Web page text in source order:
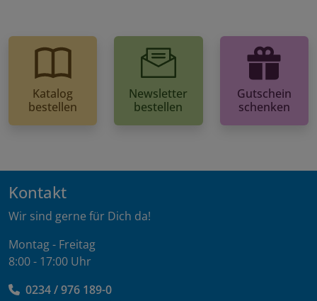
Katalog
bestellen
Newsletter
bestellen
Gutschein
schenken
Kontakt
Wir sind gerne für Dich da!
Montag - Freitag
8:00 - 17:00 Uhr
0234 / 976 189-0